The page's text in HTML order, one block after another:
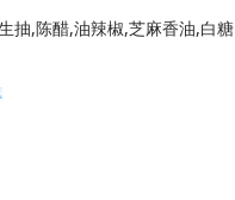
抽,陈醋,油辣椒,芝麻香油,白糖